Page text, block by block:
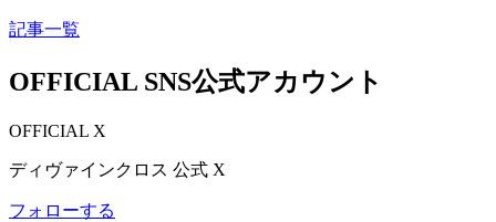
記事一覧
OFFICIAL SNS公式アカウント
OFFICIAL X
ディヴァインクロス 公式 X
フォローする